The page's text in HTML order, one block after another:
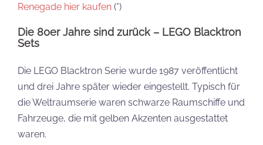
Renegade hier kaufen (*)
Die 80er Jahre sind zurück – LEGO Blacktron
Sets
Die LEGO Blacktron Serie wurde 1987 veröffentlicht
und drei Jahre später wieder eingestellt. Typisch für
die Weltraumserie waren schwarze Raumschiffe und
Fahrzeuge, die mit gelben Akzenten ausgestattet
waren.